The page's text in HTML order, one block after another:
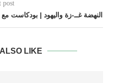
post
النهضة غــ-زة واليهود | بودكاست
LIKE